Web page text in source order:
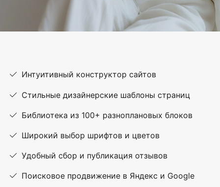
Интуитивный конструктор сайтов
Стильные дизайнерские шаблоны страниц
Библиотека из 100+ разноплановых блоков
Широкий выбор шрифтов и цветов
Удобный сбор и публикация отзывов
Поисковое продвижение в Яндекс и Google